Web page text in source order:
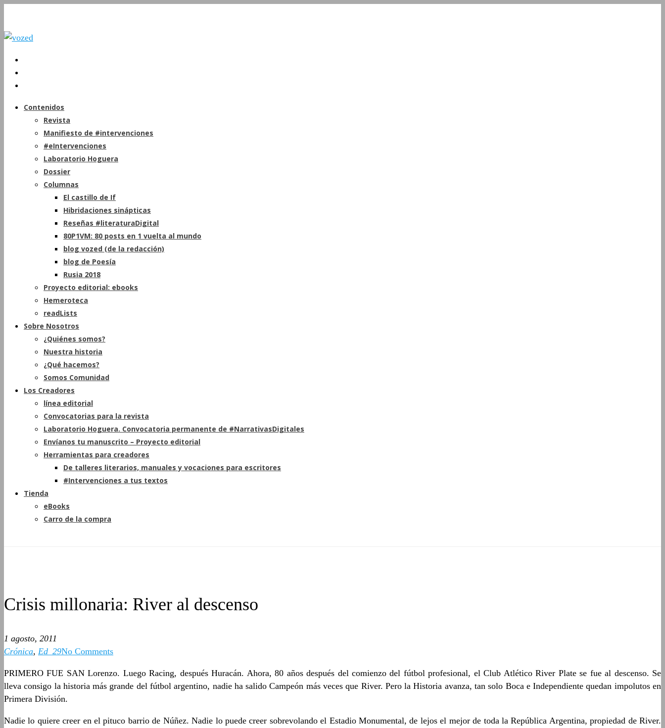
Contenidos
Revista
Manifiesto de #intervenciones
#eIntervenciones
Laboratorio Hoguera
Dossier
Columnas
El castillo de If
Hibridaciones sinápticas
Reseñas #literaturaDigital
80P1VM: 80 posts en 1 vuelta al mundo
blog vozed (de la redacción)
blog de Poesía
Rusia 2018
Proyecto editorial: ebooks
Hemeroteca
readLists
Sobre Nosotros
¿Quiénes somos?
Nuestra historia
¿Qué hacemos?
Somos Comunidad
Los Creadores
línea editorial
Convocatorias para la revista
Laboratorio Hoguera. Convocatoria permanente de #NarrativasDigitales
Envíanos tu manuscrito – Proyecto editorial
Herramientas para creadores
De talleres literarios, manuales y vocaciones para escritores
#Intervenciones a tus textos
Tienda
eBooks
Carro de la compra
Crisis millonaria: River al descenso
1 agosto, 2011
Crónica, Ed_29No Comments
PRIMERO FUE SAN Lorenzo. Luego Racing, después Huracán. Ahora, 80 años después del comienzo del fútbol profesional, el Club Atlético River Plate se fue al descenso. Se
lleva consigo la historia más grande del fútbol argentino, nadie ha salido Campeón más veces que River. Pero la Historia avanza, tan solo Boca e Independiente quedan impolutos en
Primera División.
Nadie lo quiere creer en el pituco barrio de Núñez. Nadie lo puede creer sobrevolando el Estadio Monumental, de lejos el mejor de toda la República Argentina, propiedad de River.